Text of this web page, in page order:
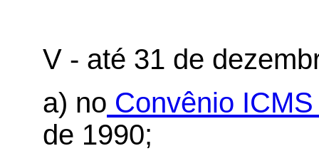
V - até 31 de
a) no Convênio
de 1990;